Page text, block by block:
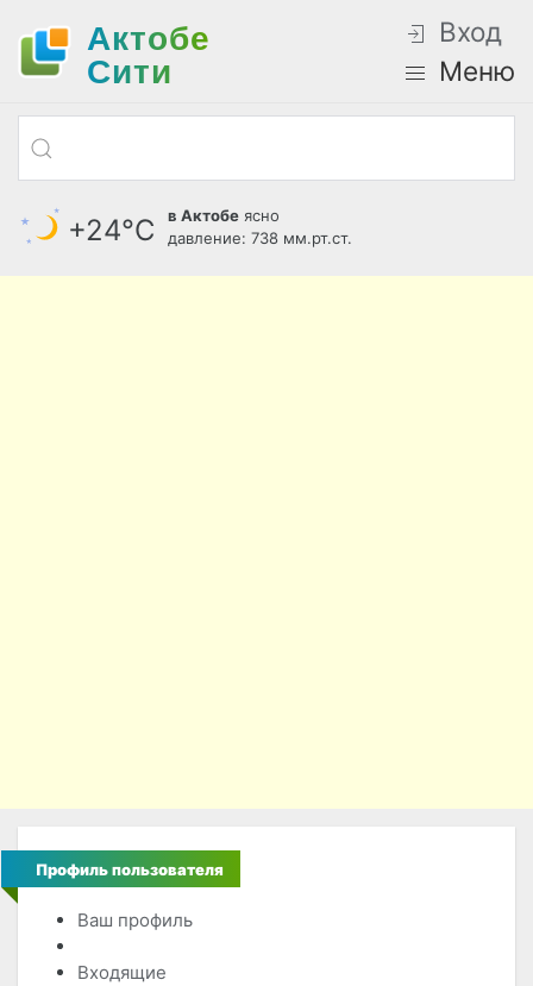
Актобе
Cити
Вход
Меню
+24°С в Актобе ясно
давление: 738 мм.рт.ст.
Профиль пользователя
Ваш профиль
Входящие